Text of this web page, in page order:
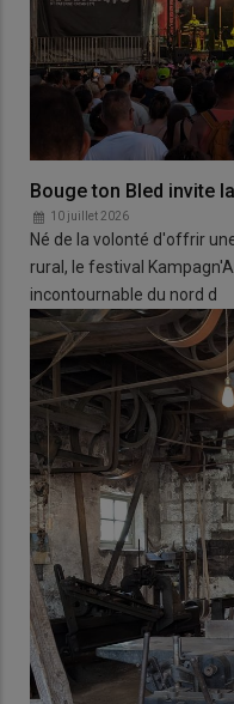
Bouge ton Bled invite
10 juillet 2026
Né de la volonté d'offrir
rural, le festival
incontournable du nord d